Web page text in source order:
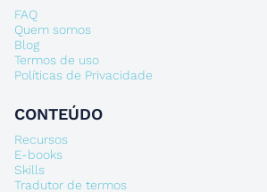
FAQ
Quem somos
Blog
Termos de uso
Políticas de Privacidade
CONTEÚDO
Recursos
E-books
Skills
Tradutor de termos